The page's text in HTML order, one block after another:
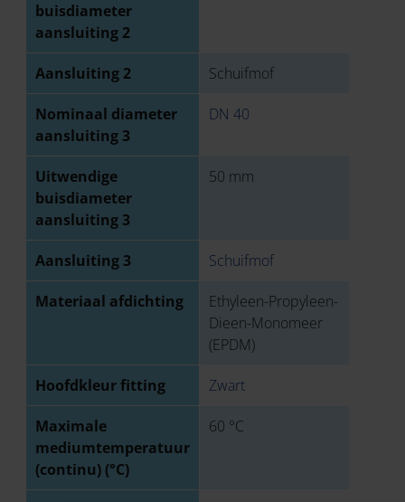
buisdiameter
aansluiting 2
Aansluiting 2 Schuifmof
Nominaal diameter
aansluiting 3
DN 40
Uitwendige
buisdiameter
aansluiting 3
50 mm
Aansluiting 3 Schuifmof
Materiaal afdichting
Ethyleen-Propyleen-
Dieen-Monomeer
(EPDM)
Hoofdkleur fitting Zwart
Maximale
mediumtemperatuur
(continu) (°C)
60 °C